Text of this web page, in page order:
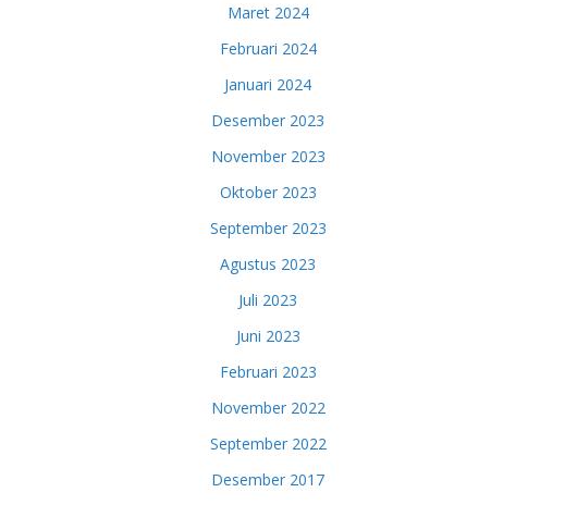
Maret 2024
Februari 2024
Januari 2024
Desember 2023
November 2023
Oktober 2023
September 2023
Agustus 2023
Juli 2023
Juni 2023
Februari 2023
November 2022
September 2022
Desember 2017